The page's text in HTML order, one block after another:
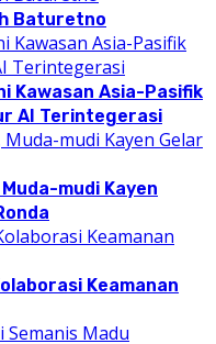
Baturetno
Kawasan Asia-Pasifik
AI Terintegerasi
mudi Kayen
Keamanan